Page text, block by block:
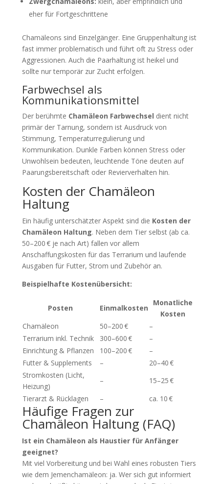
eher für Fortgeschrittene
Chamäleons sind Einzelgänger. Eine Gruppenhaltung ist
fast immer problematisch und führt oft zu Stress oder
Aggressionen. Auch die Paarhaltung ist heikel und
sollte nur temporär zur Zucht erfolgen.
Farbwechsel als
Kommunikationsmittel
Der berühmte Chamäleon Farbwechsel dient nicht
primär der Tarnung, sondern ist Ausdruck von
Stimmung, Temperaturregulierung und
Kommunikation. Dunkle Farben können Stress oder
Unwohlsein bedeuten, leuchtende Töne deuten auf
Paarungsbereitschaft oder Revierverhalten hin.
Kosten der Chamäleon
Haltung
Ein häufig unterschätzter Aspekt sind die Kosten der
Chamäleon Haltung. Neben dem Tier selbst (ab ca.
50–200 € je nach Art) fallen vor allem
Anschaffungskosten für das Terrarium und laufende
Ausgaben für Futter, Strom und Zubehör an.
Beispielhafte Kostenübersicht:
Posten Einmalkosten
Monatliche
Kosten
Chamäleon
50–200 €
–
Terrarium inkl. Technik
300–600 €
–
Einrichtung & Pflanzen
100–200 €
–
Futter & Supplements
–
20–40 €
Stromkosten (Licht,
Heizung)
–
15–25 €
Tierarzt & Rücklagen
– ca. 10 €
Häufige Fragen zur
Chamäleon Haltung (FAQ)
Ist ein Chamäleon als Haustier für Anfänger
geeignet?
Mit viel Vorbereitung und bei Wahl eines robusten Tiers
wie dem Jemenchamäleon: ja. Wer sich gut informiert